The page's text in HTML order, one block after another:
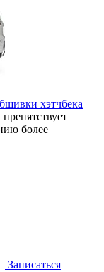
хэтчбека
более
Записаться